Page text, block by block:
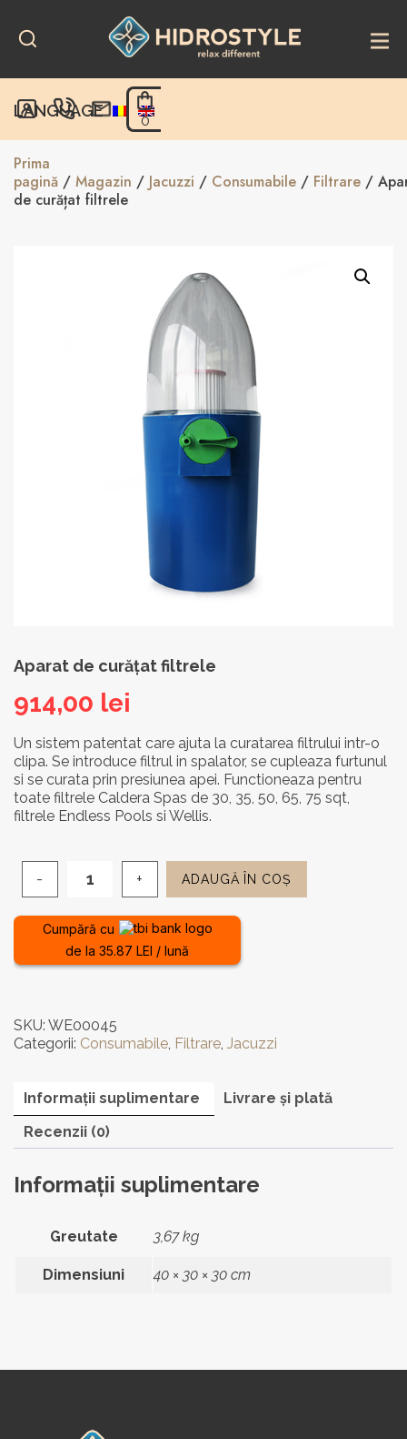
content
LANGUAGE
0
Prima
pagină / Magazin / Jacuzzi / Consumabile / Filtrare /
de curățat filtrele
Aparat de curățat filtrele
914,00 lei
Un sistem patentat care ajuta la curatarea filtrului intr-o
clipa. Se introduce filtrul in spalator, se cupleaza furtunul
si se curata prin presiunea apei. Functioneaza pentru
toate filtrele Caldera Spas de 30, 35, 50, 65, 75 sqt,
filtrele Endless Pools si Wellis.
Cantitate
de
filtrele
ADAUGĂ ÎN COȘ
Cumpără cu
de la 35.87 LEI / lună
SKU: WE00045
Categorii: Consumabile Filtrare Jacuzzi
Informații suplimentare
Livrare și plată
Recenzii (0)
Informații suplimentare
Greutate 3,67 kg
Dimensiuni 40 × 30 × 30 cm